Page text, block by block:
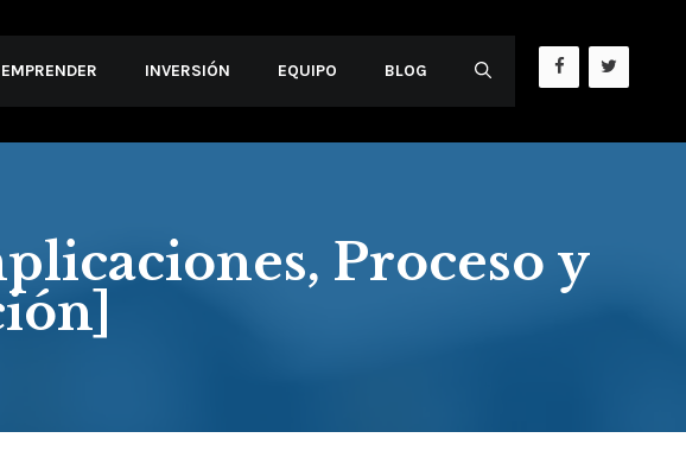
EMPRENDER INVERSIÓN EQUIPO BLOG
Proceso y